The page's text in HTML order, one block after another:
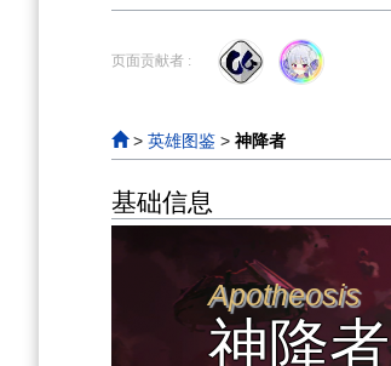
到
到
页面贡献者 :
> 英雄图鉴 > 神降者
基础信息
Apotheosis
神降者